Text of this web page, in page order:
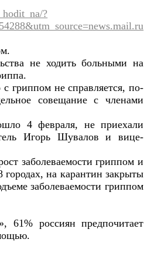
?
не ходить больными на
гриппом не справляется, по-
совещание с членами
4 февраля, не приехали
Игорь Шувалов и вице-
заболеваемости гриппом и
на карантин закрыты
заболеваемости гриппом
61% россиян предпочитает